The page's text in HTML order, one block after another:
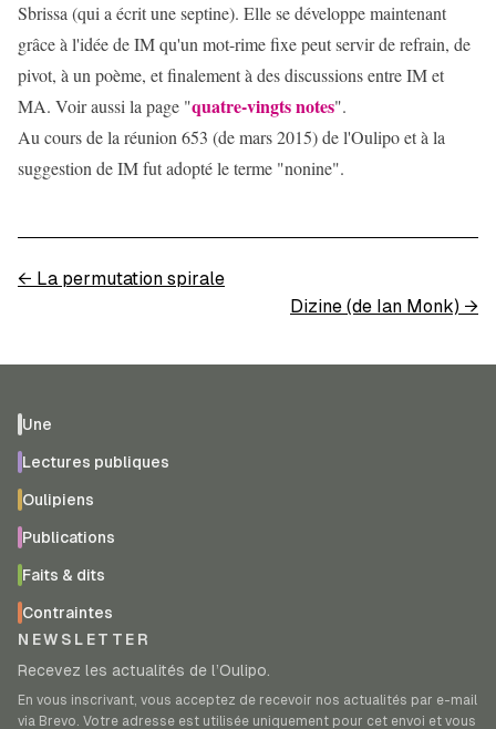
Sbrissa (qui a écrit une septine). Elle se développe maintenant
grâce à l'idée de IM qu'un mot-rime fixe peut servir de refrain, de
pivot, à un poème, et finalement à des discussions entre IM et
MA. Voir aussi la page "quatre-vingts notes".
Au cours de la réunion 653 (de mars 2015) de l'Oulipo et à la
suggestion de IM fut adopté le terme "nonine".
← La permutation spirale
Dizine (de Ian Monk) →
Une
Lectures publiques
Oulipiens
Publications
Faits & dits
Contraintes
NEWSLETTER
Recevez les actualités de l’Oulipo.
En vous inscrivant, vous acceptez de recevoir nos actualités par e-mail
via Brevo. Votre adresse est utilisée uniquement pour cet envoi et vous